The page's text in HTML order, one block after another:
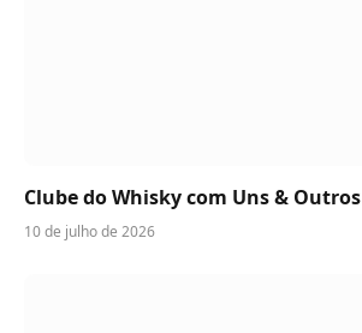
Clube do Whisky com Uns & Outros
10 de julho de 2026